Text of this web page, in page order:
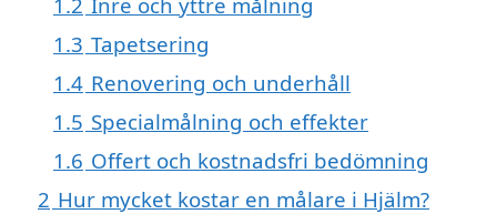
1.3 Tapetsering
1.4 Renovering och underhåll
1.5 Specialmålning och effekter
1.6 Offert och kostnadsfri bedömning
2 Hur mycket kostar en målare i Hjälm?